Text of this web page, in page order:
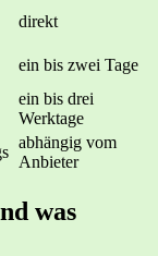
direkt
ein bis zwei Tage
ein bis drei
Werktage
abhängig vom
Anbieter
was